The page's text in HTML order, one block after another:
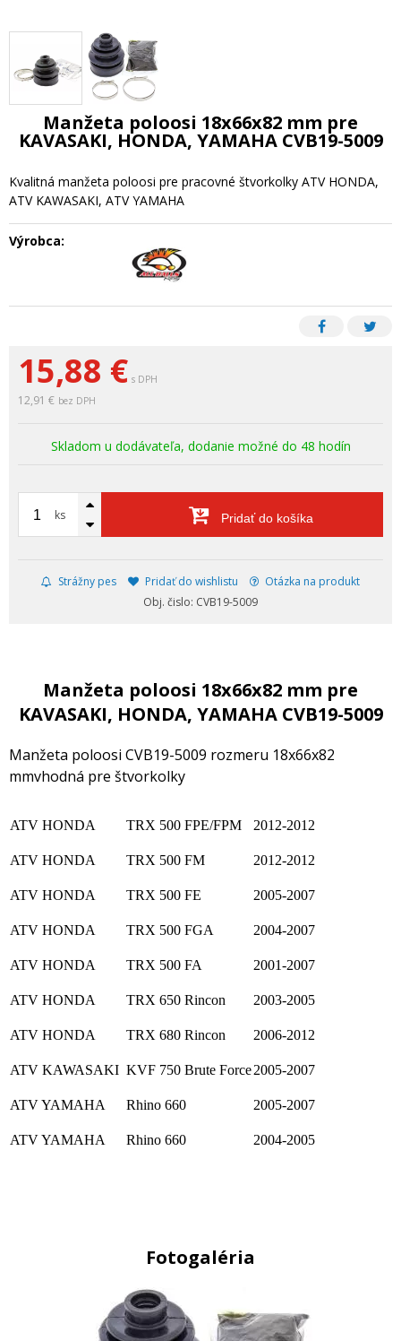
15,88 € s DPH
12,91 € bez DPH
Skladom u dodávateľa, dodanie možné do 48 hodín
ks Pridať do košíka
Strážny pes Pridať do wishlistu
Otázka na produkt
Obj. čislo: CVB19-5009
Manžeta poloosi 18x66x82 mm pre
KAVASAKI, HONDA, YAMAHA CVB19-5009
Kvalitná manžeta poloosi pre pracovné štvorkolky ATV HONDA,
ATV KAWASAKI, ATV YAMAHA
Výrobca:
Manžeta poloosi 18x66x82 mm pre
KAVASAKI, HONDA, YAMAHA CVB19-5009
Manžeta poloosi CVB19-5009 rozmeru 18x66x82
mmvhodná pre štvorkolky
ATV HONDA TRX 500 FPE/FPM 2012-2012
ATV HONDA TRX 500 FM 2012-2012
ATV HONDA TRX 500 FE 2005-2007
ATV HONDA TRX 500 FGA 2004-2007
ATV HONDA TRX 500 FA 2001-2007
ATV HONDA TRX 650 Rincon 2003-2005
ATV HONDA TRX 680 Rincon 2006-2012
ATV KAWASAKI KVF 750 Brute Force2005-2007
ATV YAMAHA Rhino 660 2005-2007
ATV YAMAHA Rhino 660 2004-2005
Fotogaléria